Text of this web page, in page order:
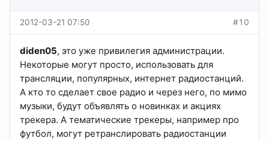
2012-03-21 07:50 #10
diden05, это уже привилегия администрации.
Некоторые могут просто, использовать для
трансляции, популярных, интернет радиостанций.
А кто то сделает свое радио и через него, по мимо
музыки, будут объявлять о новинках и акциях
трекера. А тематические трекеры, например про
футбол, могут ретранслировать радиостанции